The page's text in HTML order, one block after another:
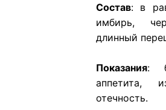
Состав: в
имбирь,
длинный
Показания:
аппетита,
отечность.